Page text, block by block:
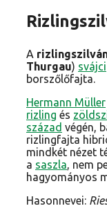
A
Thurgau) svájci
borszőlőfajta.
Hermann Müller
rizling és
század végén,
rizlingfajta
mindkét nézet
a saszla, nem
hagyományos
Hasonnevei: